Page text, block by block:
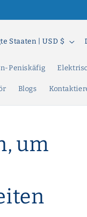
Peniskäfig
Blogs
Vereinigte Staaten | USD $
S
r
a
um